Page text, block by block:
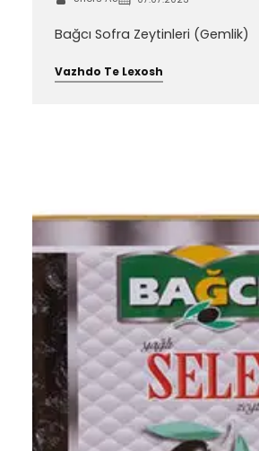
Bağcı Sofra Zeytinleri (Gemlik)
Vazhdo Te Lexosh